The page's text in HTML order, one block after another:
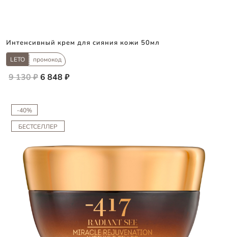
Интенсивный крем для сияния кожи 50мл
LETO промокод
9 130 ₽6 848 ₽
-40%
БЕСТСЕЛЛЕР